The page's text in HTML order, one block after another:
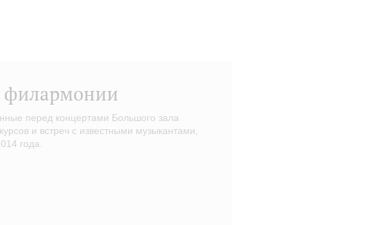
филармонии
перед концертами Большого зала
и встреч с известными музыкантами,
года.